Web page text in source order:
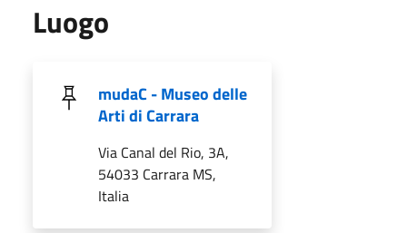
Luogo
mudaC - Museo delle
Arti di Carrara
Via Canal del Rio, 3A,
54033 Carrara MS,
Italia